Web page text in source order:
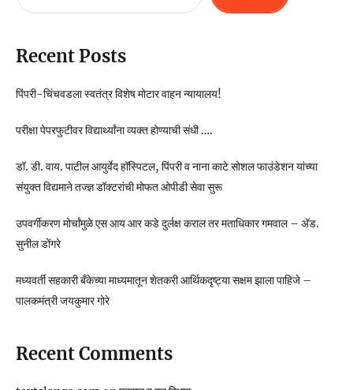
Recent Posts
पिंपरी-चिंचवडला स्वतंत्र विशेष मोटार वाहन न्यायालय!
परीक्षा पेपरफुटीवर विद्यार्थ्यांना व्यक्त होण्याची संधी ….
डॉ. डी. वाय. पाटील आयुर्वेद हॉस्पिटल, पिंपरी व नाना काटे सोशल फाउंडेशन यांच्या
संयुक्त विद्यमाने तज्ज्ञ डॉक्टरांची मोफत ओपीडी सेवा सुरू
उपवर्गीकरण मोर्चांमुळे एस आय आर कडे दुर्लक्ष कराल तर मताधिकार गमवाल – ॲड.
सुनील डोंगरे
मध्यवर्ती सहकारी बँकेच्या माध्यमातून शेतकरी आर्थिकदृष्ट्या सक्षम झाला पाहिजे –
पालकमंत्री जयकुमार गोरे
Recent Comments